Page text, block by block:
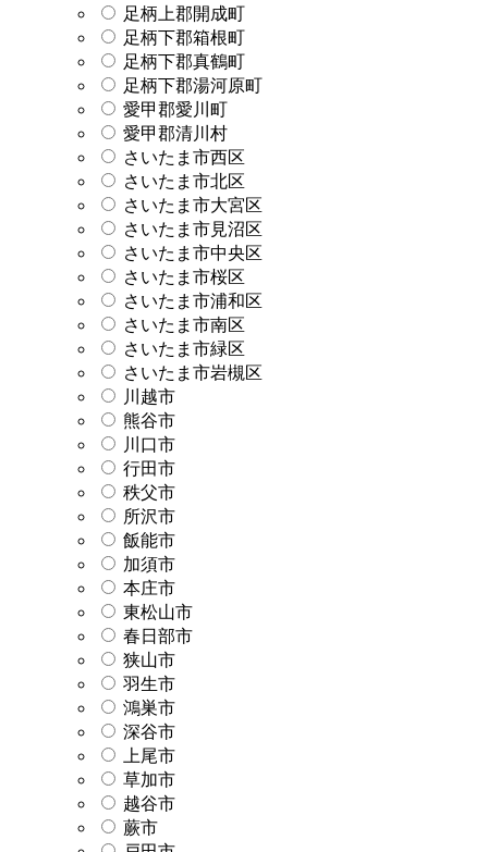
足柄上郡開成町
足柄下郡箱根町
足柄下郡真鶴町
足柄下郡湯河原町
愛甲郡愛川町
愛甲郡清川村
さいたま市西区
さいたま市北区
さいたま市大宮区
さいたま市見沼区
さいたま市中央区
さいたま市桜区
さいたま市浦和区
さいたま市南区
さいたま市緑区
さいたま市岩槻区
川越市
熊谷市
川口市
行田市
秩父市
所沢市
飯能市
加須市
本庄市
東松山市
春日部市
狭山市
羽生市
鴻巣市
深谷市
上尾市
草加市
越谷市
蕨市